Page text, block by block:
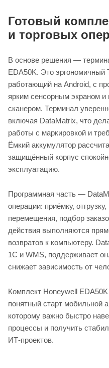
Готовый
и торговых
В основе решения —
EDA50K. Это эргономичный
работающий на Android, с
ярким сенсорным экраном
сканером. Терминал
включая DataMatrix, что
работы с маркировкой и
Ёмкий аккумулятор
защищённый корпус
эксплуатацию.
Программная часть —
операции: приёмку,
перемещения, подбор
действия выполняются
возвратов к компьютеру.
1С и WMS, поддерживает
снижает зависимость от
Комплект Honeywell
понятный старт мобильной
которому важно быстро
процессы и получить
ИТ-проектов.